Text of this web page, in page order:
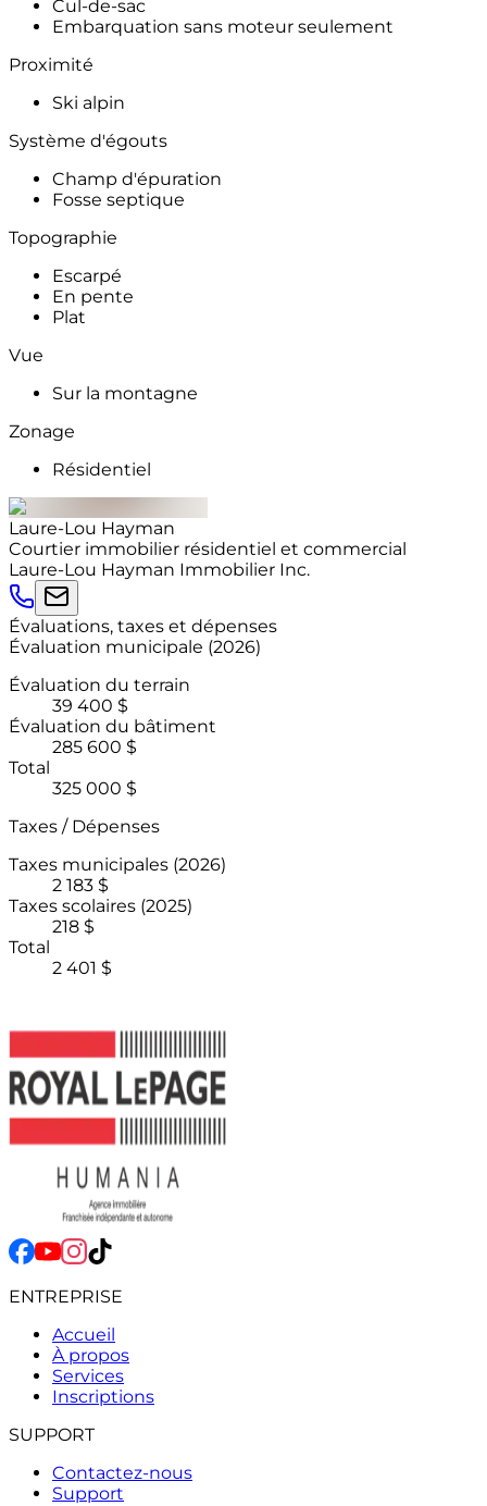
Cul-de-sac
Embarquation sans moteur seulement
Proximité
Ski alpin
Système d'égouts
Champ d'épuration
Fosse septique
Topographie
Escarpé
En pente
Plat
Vue
Sur la montagne
Zonage
Résidentiel
Laure-Lou Hayman
Courtier immobilier résidentiel et commercial
Laure-Lou Hayman Immobilier Inc.
Évaluations, taxes et dépenses
Évaluation municipale (2026)
Évaluation du terrain
39 400 $
Évaluation du bâtiment
285 600 $
Total
325 000 $
Taxes / Dépenses
Taxes municipales (2026)
2 183 $
Taxes scolaires (2025)
218 $
Total
2 401 $
ENTREPRISE
Accueil
À propos
Services
Inscriptions
SUPPORT
Contactez-nous
Support